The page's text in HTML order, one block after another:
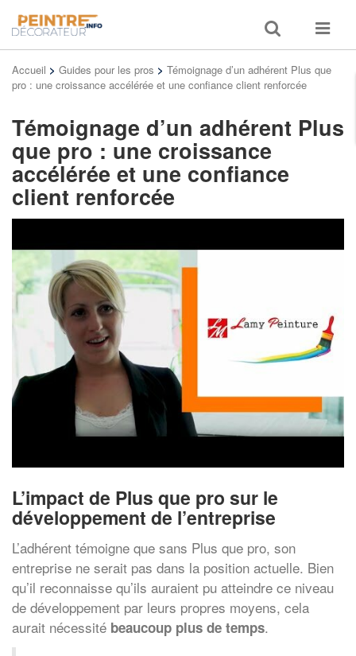
Toggle
search
Toggle
Accueil > Guides pour les pros > Témoignage d’un adhérent Plus que
pro : une croissance accélérée et une confiance client renforcée
Témoignage d’un adhérent Plus
que pro : une croissance
accélérée et une confiance
client renforcée
L’impact de Plus que pro sur le
développement de l’entreprise
L’adhérent témoigne que sans Plus que pro, son
entreprise ne serait pas dans la position actuelle. Bien
qu’il reconnaisse qu’ils auraient pu atteindre ce niveau
de développement par leurs propres moyens, cela
aurait nécessité beaucoup plus de temps.